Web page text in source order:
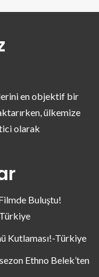
en objektif bir
ülkemize
olarak
Buluştu!
Kutlaması!-Türkiye
Ethno Belek’ten